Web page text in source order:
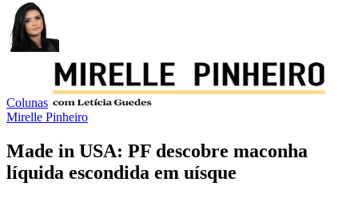
Colunas
Mirelle Pinheiro
Made in USA: PF descobre maconha
líquida escondida em uísque